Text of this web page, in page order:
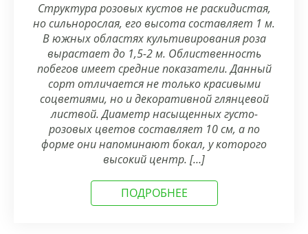
Структура розовых кустов не раскидистая,
но сильнорослая, его высота составляет 1 м.
В южных областях культивирования роза
вырастает до 1,5-2 м. Облиственность
побегов имеет средние показатели. Данный
сорт отличается не только красивыми
соцветиями, но и декоративной глянцевой
листвой. Диаметр насыщенных густо-
розовых цветов составляет 10 см, а по
форме они напоминают бокал, у которого
высокий центр. […]
ПОДРОБНЕЕ